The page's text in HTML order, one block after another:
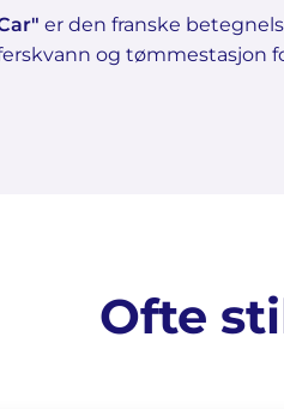
er den franske
og tømmestasjon
Ofte